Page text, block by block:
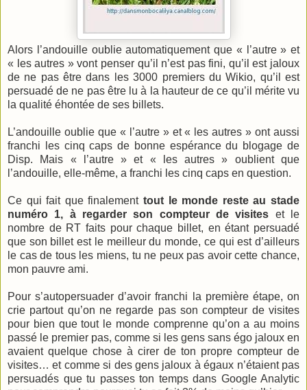
Alors l’andouille oublie automatiquement que « l’autre » et
« les autres » vont penser qu’il n’est pas fini, qu’il est jaloux
de ne pas être dans les 3000 premiers du Wikio, qu’il est
persuadé de ne pas être lu à la hauteur de ce qu’il mérite vu
la qualité éhontée de ses billets.
L’andouille oublie que « l’autre » et « les autres » ont aussi
franchi les cinq caps de bonne espérance du blogage de
Disp. Mais « l’autre » et « les autres » oublient que
l’andouille, elle-même, a franchi les cinq caps en question.
Ce qui fait que finalement tout le monde reste au stade
numéro 1, à regarder son compteur de visites et le
nombre de RT faits pour chaque billet, en étant persuadé
que son billet est le meilleur du monde, ce qui est d’ailleurs
le cas de tous les miens, tu ne peux pas avoir cette chance,
mon pauvre ami.
Pour s’autopersuader d’avoir franchi la première étape, on
crie partout qu’on ne regarde pas son compteur de visites
pour bien que tout le monde comprenne qu’on a au moins
passé le premier pas, comme si les gens sans égo jaloux en
avaient quelque chose à cirer de ton propre compteur de
visites… et comme si des gens jaloux à égaux n’étaient pas
persuadés que tu passes ton temps dans Google Analytic